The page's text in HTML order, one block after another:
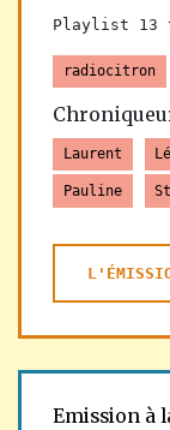
Playlist
radiocitron
Laurent
Pauline
Emission à